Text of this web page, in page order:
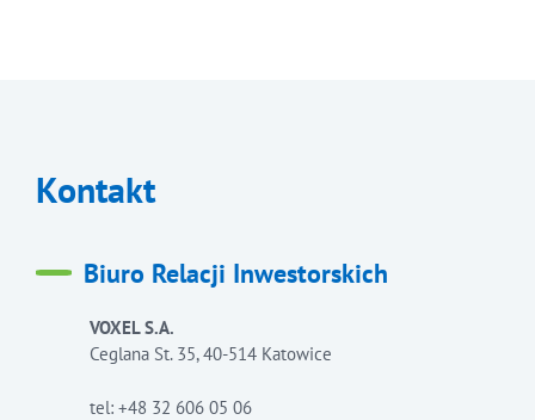
Kontakt
Biuro Relacji Inwestorskich
VOXEL S.A.
Ceglana St. 35, 40-514 Katowice
tel: +48 32 606 05 06